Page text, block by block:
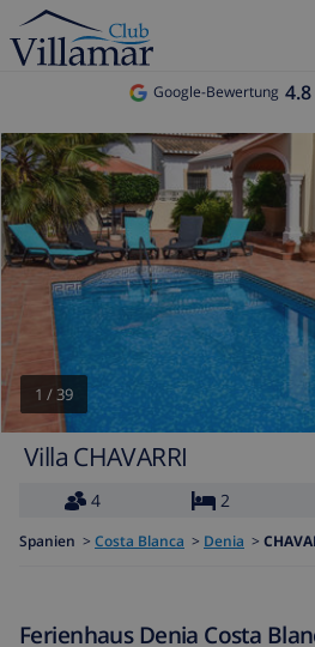
Google-Bewertung 4.8
1 /39
Villa CHAVARRI
4
2
Spanien > Costa Blanca > Denia >
Ferienhaus Denia Costa